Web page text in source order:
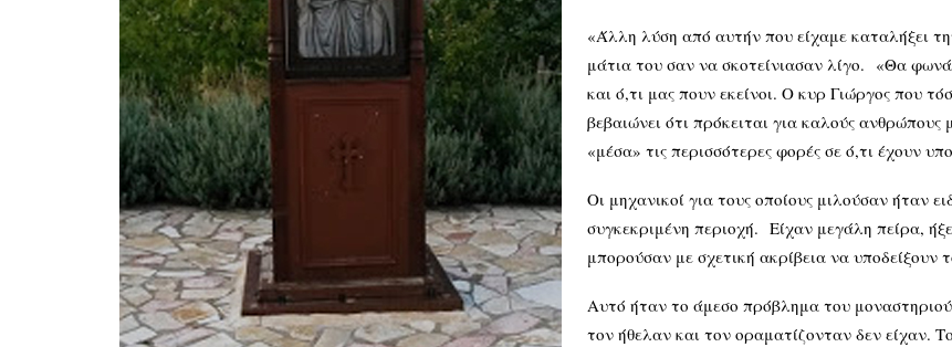
«Άλλη λύση από αυτήν που είχαμε καταλήξει
μάτια του σαν να σκοτείνιασαν λίγο. «Θα
και ό,τι μας πουν εκείνοι. Ο κυρ Γιώργος που
βεβαιώνει ότι πρόκειται για καλούς
«μέσα» τις περισσότερες φορές σε ό,τι έχουν
Οι μηχανικοί για τους οποίους μιλούσαν ήταν
συγκεκριμένη περιοχή. Είχαν μεγάλη πείρα,
μπορούσαν με σχετική ακρίβεια να υποδείξουν
Αυτό ήταν το άμεσο πρόβλημα του
τον ήθελαν και τον οραματίζονταν δεν είχαν.